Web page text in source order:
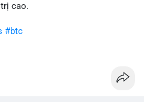
cao.
#btc